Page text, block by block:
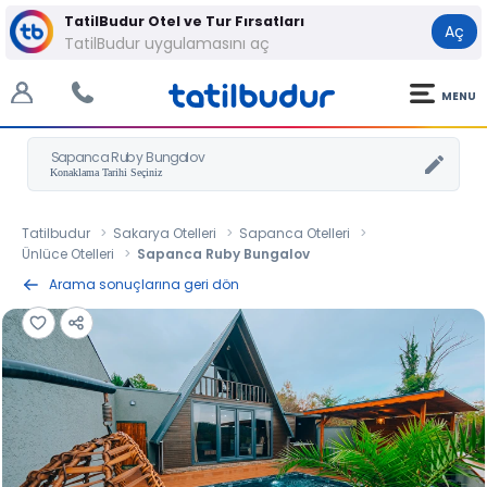
TatilBudur Otel ve Tur Fırsatları
TatilBudur uygulamasını aç
Aç
MENU
Sapanca Ruby Bungalov
Tatilbudur Sakarya Otelleri
Sapanca Otelleri
Ünlüce Otelleri
Sapanca Ruby Bungalov
Arama sonuçlarına geri dön